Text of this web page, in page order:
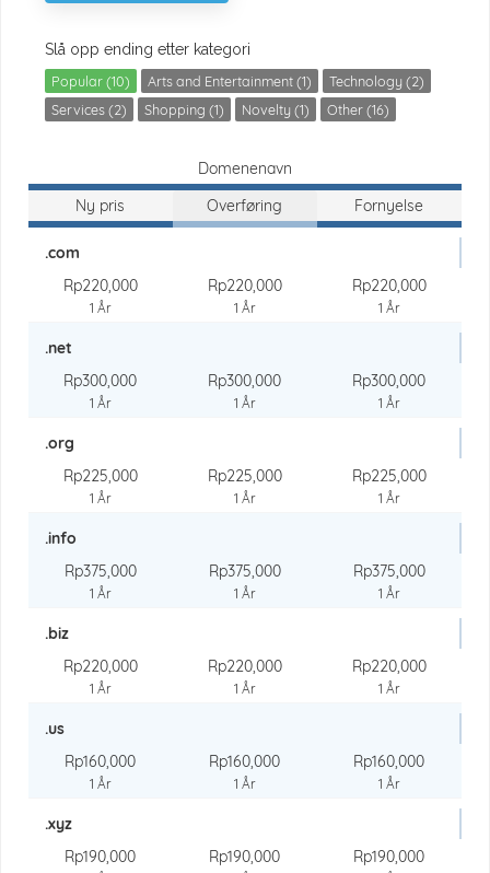
Slå opp ending etter kategori
Popular (10)
Arts and Entertainment (1)
Technology (2)
Services (2)
Shopping (1) Novelty (1) Other (16)
Domenenavn
Ny pris
Overføring Fornyelse
.com
Rp220,000
1 År
Rp220,000
1 År
Rp220,000
1 År
.net
Rp300,000
1 År
Rp300,000
1 År
Rp300,000
1 År
.org
Rp225,000
1 År
Rp225,000
1 År
Rp225,000
1 År
.info
Rp375,000
1 År
Rp375,000
1 År
Rp375,000
1 År
.biz
Rp220,000
1 År
Rp220,000
1 År
Rp220,000
1 År
.us
Rp160,000
1 År
Rp160,000
1 År
Rp160,000
1 År
.xyz
Rp190,000
Rp190,000 Rp190,000